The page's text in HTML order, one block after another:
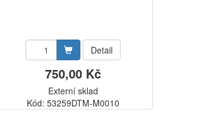
Detail
750,00 Kč
Externí sklad
Kód: 53259DTM-M0010